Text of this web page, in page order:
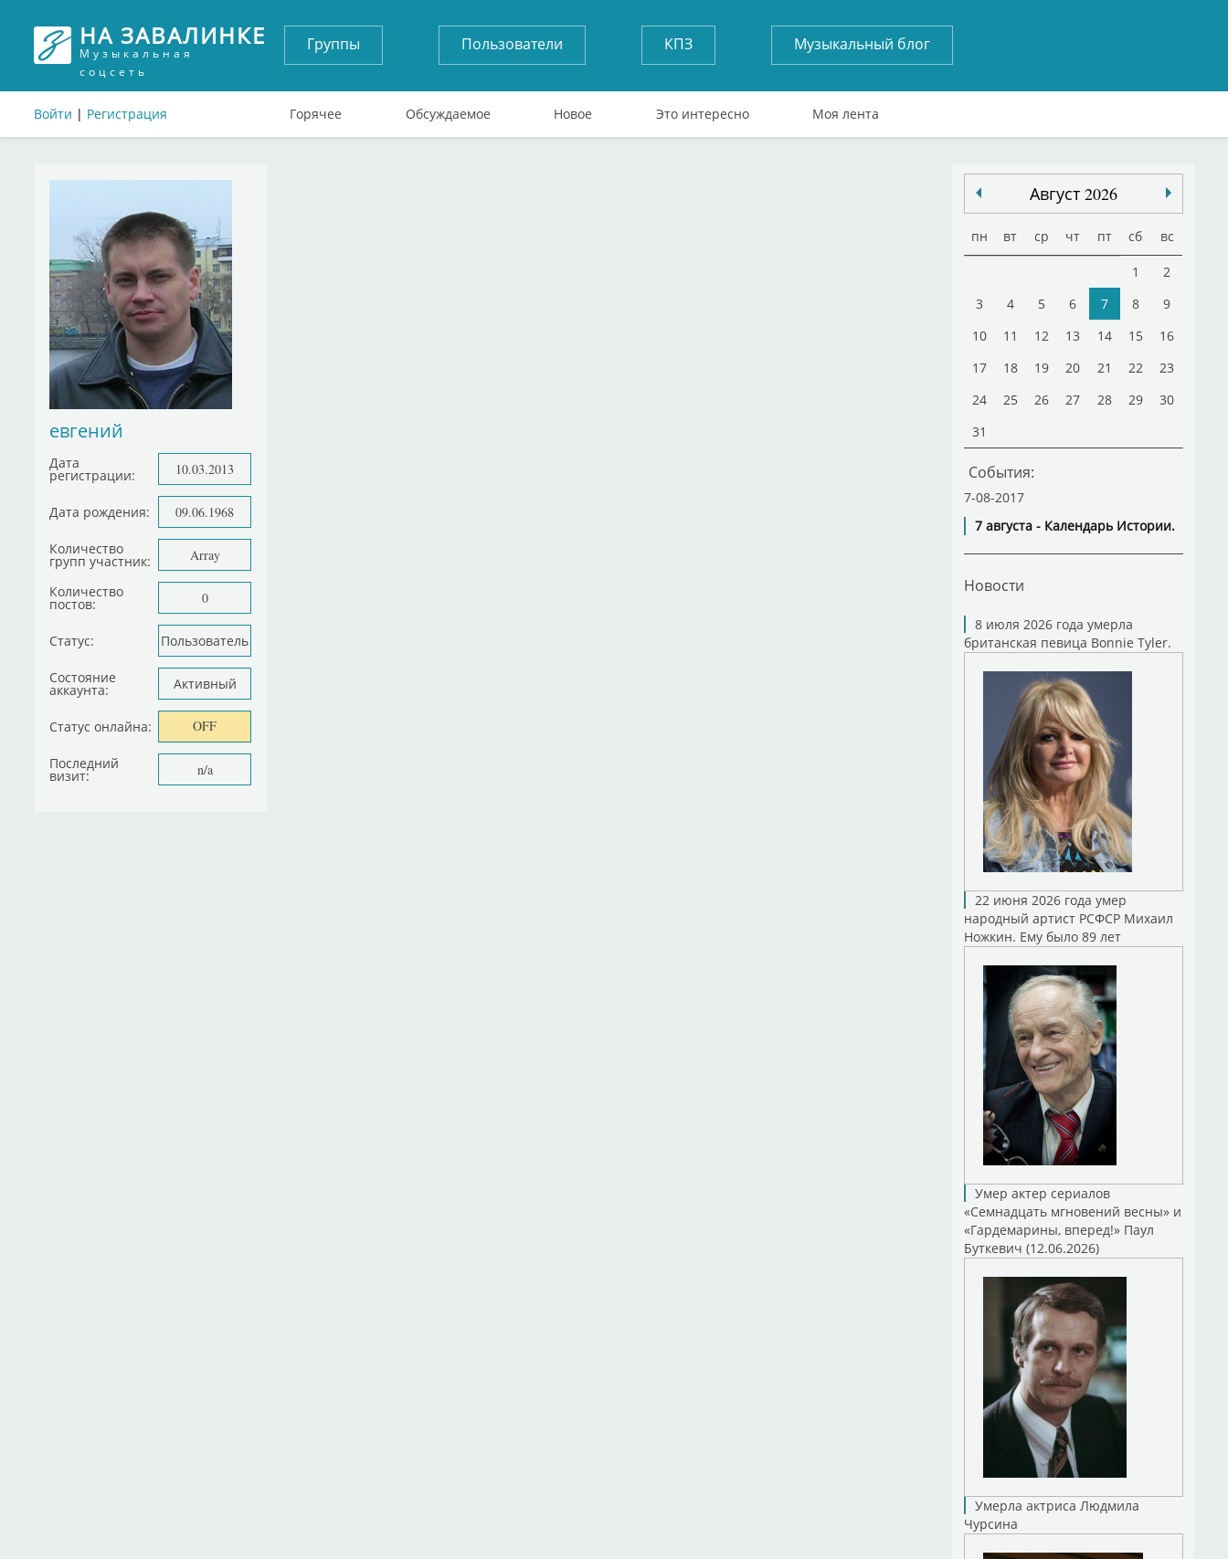
НА ЗАВАЛИНКЕ
Музыкальная
соцсеть
Войти | Регистрация
Группы Пользователи КПЗ Музыкальный блог
Горячее Обсуждаемое Новое Это интересно Моя лента
евгений
Дата
регистрации: 10.03.2013
Дата рождения: 09.06.1968
Количество
групп участник: Array
Количество
постов: 0
Статус: Пользователь
Состояние
аккаунта: Активный
Статус онлайна: OFF
Последний
визит: n/a
Август 2026
пн вт ср чт пт сб вс
1
2
3
4 5 6 7 8
9
10
11 12 13 14 15
16
17
18 19 20 21 22
23
24
25 26 27 28 29
30
31
События:
7-08-2017
7 августа - Календарь Истории.
Новости
8 июля 2026 года умерла
британская певица Bonnie Tyler.
22 июня 2026 года умер
народный артист РСФСР Михаил
Ножкин. Ему было 89 лет
Умер актер сериалов
«Семнадцать мгновений весны» и
«Гардемарины, вперед!» Паул
Буткевич (12.06.2026)
Умерла актриса Людмила
Чурсина